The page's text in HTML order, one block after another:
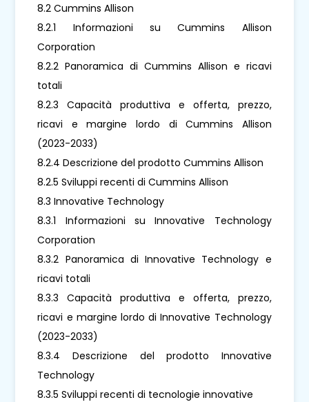
8.2 Cummins Allison
8.2.1 Informazioni su Cummins Allison
Corporation
8.2.2 Panoramica di Cummins Allison e ricavi
totali
8.2.3 Capacità produttiva e offerta, prezzo,
ricavi e margine lordo di Cummins Allison
(2023-2033)
8.2.4 Descrizione del prodotto Cummins Allison
8.2.5 Sviluppi recenti di Cummins Allison
8.3 Innovative Technology
8.3.1 Informazioni su Innovative Technology
Corporation
8.3.2 Panoramica di Innovative Technology e
ricavi totali
8.3.3 Capacità produttiva e offerta, prezzo,
ricavi e margine lordo di Innovative Technology
(2023-2033)
8.3.4 Descrizione del prodotto Innovative
Technology
8.3.5 Sviluppi recenti di tecnologie innovative